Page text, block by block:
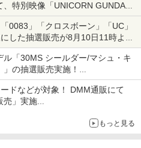
特別映像「UNICORN GUNDAM
―」が8月22日より限定上映
0083」「クロスボーン」「UC」
した抽選販売が8月10日11時より
「30MS シールダー/マシュ・キ
の抽選販売実施！
ト29(アクションウエアβ)」も対
ドなどが対象！ DMM通販にて
売」実施
もっと見る